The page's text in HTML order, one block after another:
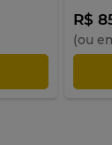
R$
(ou